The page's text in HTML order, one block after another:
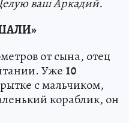
ваш Аркадий.
от сына, отец
Уже10
с мальчиком,
кораблик, он